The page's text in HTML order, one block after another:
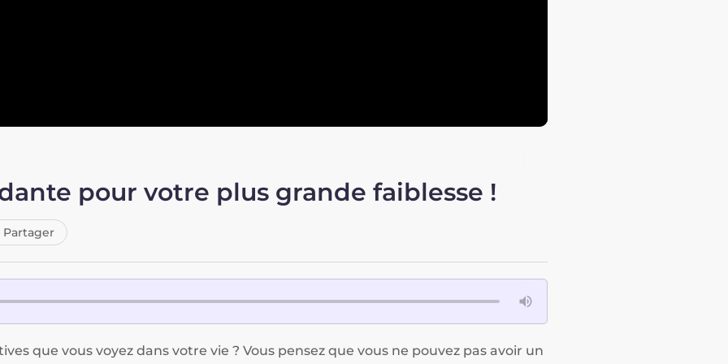
pour votre plus grande faiblesse !
Partager
que vous voyez dans votre vie ? Vous pensez que vous ne pouvez pas avoir un